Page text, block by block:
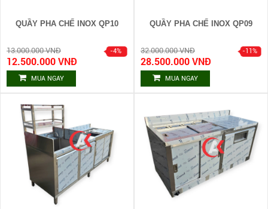
QUẦY PHA CHẾ INOX QP10
13.000.000 VNĐ
12.500.000 VNĐ
MUA NGAY
QUẦY PHA CHẾ INOX QP09
32.000.000 VNĐ
28.500.000 VNĐ
MUA NGAY